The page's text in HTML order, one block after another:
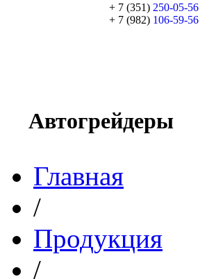
+ 7 (351) 250-05-56
+ 7 (982) 106-59-56
Автогрейдеры
Главная
/
Продукция
/